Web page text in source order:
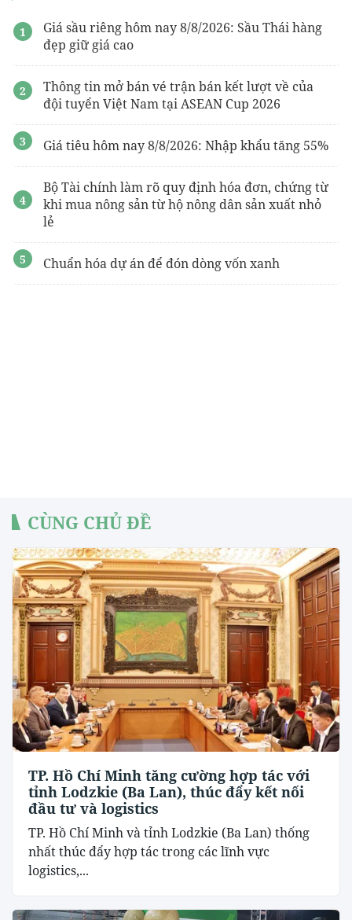
Giá sầu riêng hôm nay 8/8/2026: Sầu Thái hàng
đẹp giữ giá cao
Thông tin mở bán vé trận bán kết lượt về của
đội tuyển Việt Nam tại ASEAN Cup 2026
Giá tiêu hôm nay 8/8/2026: Nhập khẩu tăng 55%
Bộ Tài chính làm rõ quy định hóa đơn, chứng từ
khi mua nông sản từ hộ nông dân sản xuất nhỏ
lẻ
Chuẩn hóa dự án để đón dòng vốn xanh
CÙNG CHỦ ĐỀ
TP. Hồ Chí Minh tăng cường hợp tác với
tỉnh Lodzkie (Ba Lan), thúc đẩy kết nối
đầu tư và logistics
TP. Hồ Chí Minh và tỉnh Lodzkie (Ba Lan) thống
nhất thúc đẩy hợp tác trong các lĩnh vực
logistics,...